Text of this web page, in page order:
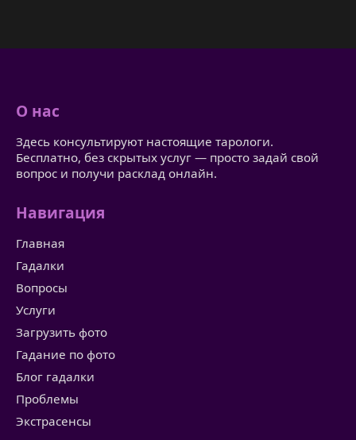
О нас
Здесь консультируют настоящие тарологи.
Бесплатно, без скрытых услуг — просто задай свой
вопрос и получи расклад онлайн.
Навигация
Главная
Гадалки
Вопросы
Услуги
Загрузить фото
Гадание по фото
Блог гадалки
Проблемы
Экстрасенсы